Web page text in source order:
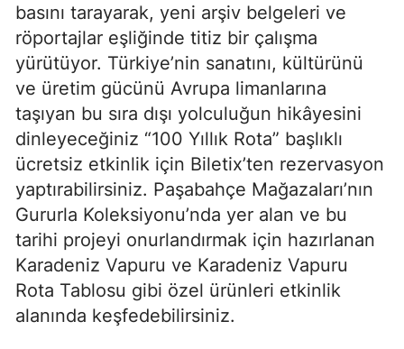
basını tarayarak, yeni arşiv belgeleri ve
röportajlar eşliğinde titiz bir çalışma
yürütüyor. Türkiye’nin sanatını, kültürünü
ve üretim gücünü Avrupa limanlarına
taşıyan bu sıra dışı yolculuğun hikâyesini
dinleyeceğiniz “100 Yıllık Rota” başlıklı
ücretsiz etkinlik için Biletix’ten rezervasyon
yaptırabilirsiniz. Paşabahçe Mağazaları’nın
Gururla Koleksiyonu’nda yer alan ve bu
tarihi projeyi onurlandırmak için hazırlanan
Karadeniz Vapuru ve Karadeniz Vapuru
Rota Tablosu gibi özel ürünleri etkinlik
alanında keşfedebilirsiniz.